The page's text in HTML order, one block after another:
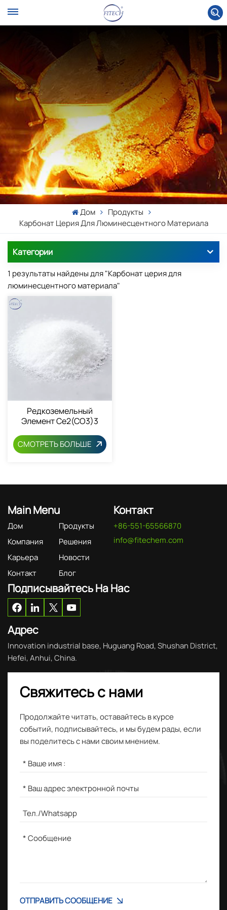
Дом
Продукты
Карбонат Церия Для Люминесцентного Материала
Категории
1 результаты найдены для "Карбонат церия для
люминесцентного материала"
Редкоземельный
Элемент Ce2(CO3)3
25-1
СМОТРЕТЬ БОЛЬШЕ
Main Menu
Дом
Продукты
Компания
Решения
Карьера
Новости
Контакт
Блог
Контакт
+86-551-65566870
info@fitechem.com
Подписывайтесь На Нас
Адрес
Innovation industrial base, Huguang Road, Shushan District,
Hefei, Anhui, China.
Свяжитесь с нами
Продолжайте читать, оставайтесь в курсе
событий, подписывайтесь, и мы будем рады, если
вы поделитесь с нами своим мнением.
ОТПРАВИТЬ СООБЩЕНИЕ